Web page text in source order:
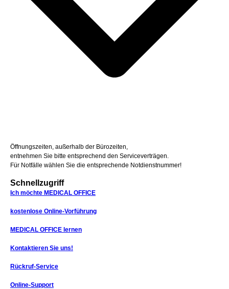
Öffnungszeiten, außerhalb der Bürozeiten,
entnehmen Sie bitte entsprechend den Serviceverträgen.
Für Notfälle wählen Sie die entsprechende Notdienstnummer!
Schnellzugriff
Ich möchte MEDICAL OFFICE
kostenlose Online-Vorführung
MEDICAL OFFICE lernen
Kontaktieren Sie uns!
Rückruf-Service
Online-Support